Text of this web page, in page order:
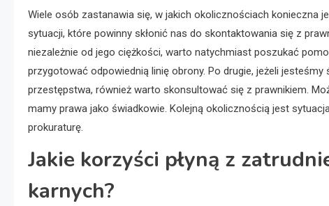
Wiele osób zastanawia się, w jakich okolicznościach konieczna
sytuacji, które powinny skłonić nas do skontaktowania się z
niezależnie od jego ciężkości, warto natychmiast poszukać
przygotować odpowiednią linię obrony. Po drugie, jeżeli
przestępstwa, również warto skonsultować się z prawnikiem.
mamy prawa jako świadkowie. Kolejną okolicznością jest
prokuraturę.
Jakie korzyści płyną z
karnych?